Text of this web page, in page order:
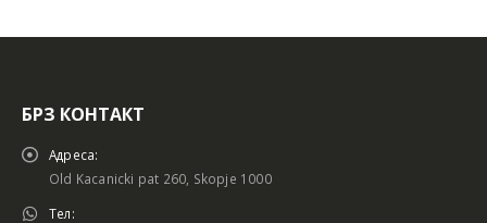
БРЗ КОНТАКТ
Адреса:
Old Kacanicki pat 260, Skopje 1000
Тел: